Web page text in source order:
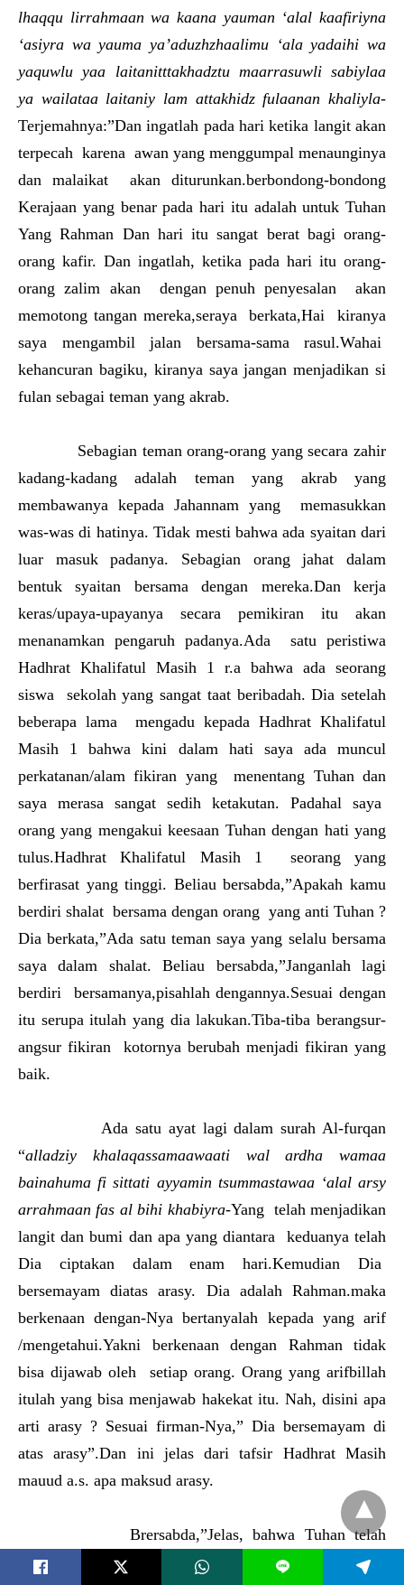
lhaqqu lirrahmaan wa kaana yauman ‘alal kaafiriyna
‘asiyra wa yauma ya’aduzhzhaalimu ‘ala yadaihi wa
yaquwlu yaa laitanitttakhadztu maarrasuwli sabiylaa
ya wailataa laitaniy lam attakhidz fulaanan khaliyla-
Terjemahnya:”Dan ingatlah pada hari ketika langit akan
terpecah karena awan yang menggumpal menaunginya
dan malaikat akan diturunkan.berbondong-bondong
Kerajaan yang benar pada hari itu adalah untuk Tuhan
Yang Rahman Dan hari itu sangat berat bagi orang-
orang kafir. Dan ingatlah, ketika pada hari itu orang-
orang zalim akan dengan penuh penyesalan akan
memotong tangan mereka,seraya berkata,Hai kiranya
saya mengambil jalan bersama-sama rasul.Wahai
kehancuran bagiku, kiranya saya jangan menjadikan si
fulan sebagai teman yang akrab.
Sebagian teman orang-orang yang secara zahir
kadang-kadang adalah teman yang akrab yang
membawanya kepada Jahannam yang memasukkan
was-was di hatinya. Tidak mesti bahwa ada syaitan dari
luar masuk padanya. Sebagian orang jahat dalam
bentuk syaitan bersama dengan mereka.Dan kerja
keras/upaya-upayanya secara pemikiran itu akan
menanamkan pengaruh padanya.Ada satu peristiwa
Hadhrat Khalifatul Masih 1 r.a bahwa ada seorang
siswa sekolah yang sangat taat beribadah. Dia setelah
beberapa lama mengadu kepada Hadhrat Khalifatul
Masih 1 bahwa kini dalam hati saya ada muncul
perkatanan/alam fikiran yang menentang Tuhan dan
saya merasa sangat sedih ketakutan. Padahal saya
orang yang mengakui keesaan Tuhan dengan hati yang
tulus.Hadhrat Khalifatul Masih 1 seorang yang
berfirasat yang tinggi. Beliau bersabda,”Apakah kamu
berdiri shalat bersama dengan orang yang anti Tuhan ?
Dia berkata,”Ada satu teman saya yang selalu bersama
saya dalam shalat. Beliau bersabda,”Janganlah lagi
berdiri bersamanya,pisahlah dengannya.Sesuai dengan
itu serupa itulah yang dia lakukan.Tiba-tiba berangsur-
angsur fikiran kotornya berubah menjadi fikiran yang
baik.
Ada satu ayat lagi dalam surah Al-furqan
“alladziy khalaqassamaawaati wal ardha wamaa
bainahuma fi sittati ayyamin tsummastawaa ‘alal arsy
arrahmaan fas al bihi khabiyra-Yang telah menjadikan
langit dan bumi dan apa yang diantara keduanya telah
Dia ciptakan dalam enam hari.Kemudian Dia
bersemayam diatas arasy. Dia adalah Rahman.maka
berkenaan dengan-Nya bertanyalah kepada yang arif
/mengetahui.Yakni berkenaan dengan Rahman tidak
bisa dijawab oleh setiap orang. Orang yang arifbillah
itulah yang bisa menjawab hakekat itu. Nah, disini apa
arti arasy ? Sesuai firman-Nya,” Dia bersemayam di
atas arasy”.Dan ini jelas dari tafsir Hadhrat Masih
mauud a.s. apa maksud arasy.
Brersabda,”Jelas, bahwa Tuhan telah
menjadikan empat sifat itu sebagai bayangan/tempat
L